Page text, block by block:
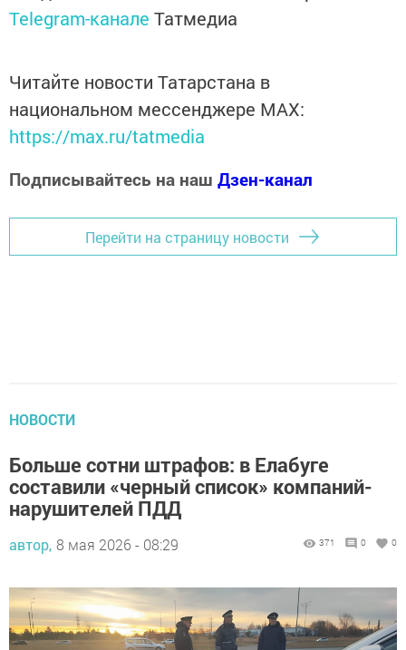
Telegram-канале Татмедиа
Читайте новости Татарстана в
национальном мессенджере MАХ:
https://max.ru/tatmedia
Подписывайтесь на наш Дзен-канал
Перейти на страницу новости
НОВОСТИ
Больше сотни штрафов: в Елабуге
составили «черный список» компаний-
нарушителей ПДД
автор, 8 мая 2026 - 08:29 371 0 0